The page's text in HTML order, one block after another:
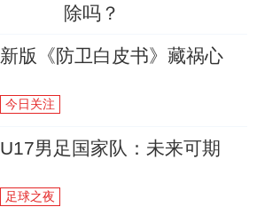
除吗？
新版《防卫白皮书》藏祸心
今日关注
U17男足国家队：未来可期
足球之夜